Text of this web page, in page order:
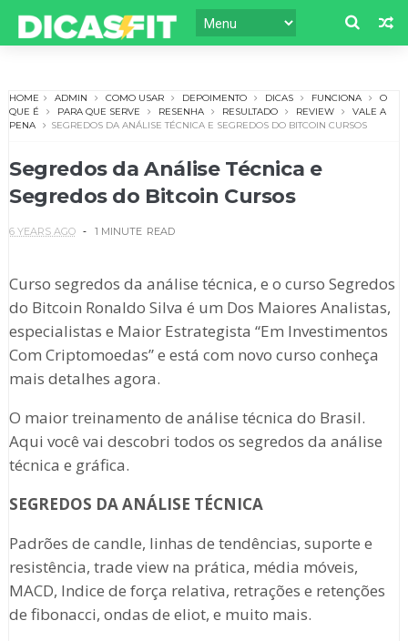
HOME ADMIN COMO USAR DEPOIMENTO DICAS FUNCIONA
O
QUE É
PARA QUE SERVE RESENHA RESULTADO REVIEW
VALE A
PENA
SEGREDOS DA ANÁLISE TÉCNICA E SEGREDOS DO BITCOIN CURSOS
Segredos da Análise Técnica e
Segredos do Bitcoin Cursos
6 YEARS AGO 1 MINUTE READ
Curso segredos da análise técnica, e o curso Segredos
do Bitcoin Ronaldo Silva é um Dos Maiores Analistas,
especialistas e Maior Estrategista “Em Investimentos
Com Criptomoedas” e está com novo curso conheça
mais detalhes agora.
O maior treinamento de análise técnica do Brasil.
Aqui você vai descobri todos os segredos da análise
técnica e gráfica.
SEGREDOS DA ANÁLISE TÉCNICA
Padrões de candle, linhas de tendências, suporte e
resistência, trade view na prática, média móveis,
MACD, Indice de força relativa, retrações e retenções
de fibonacci, ondas de eliot, e muito mais.